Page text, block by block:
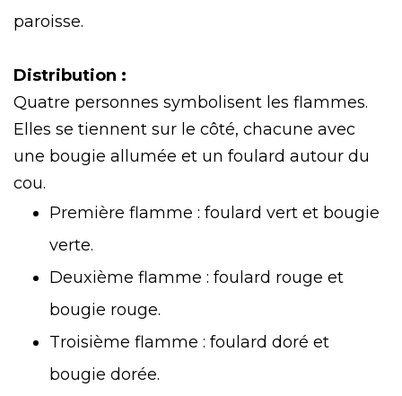
paroisse.
Distribution :
Quatre personnes symbolisent les flammes.
Elles se tiennent sur le côté, chacune avec
une bougie allumée et un foulard autour du
cou.
Première flamme : foulard vert et bougie
verte.
Deuxième flamme : foulard rouge et
bougie rouge.
Troisième flamme : foulard doré et
bougie dorée.